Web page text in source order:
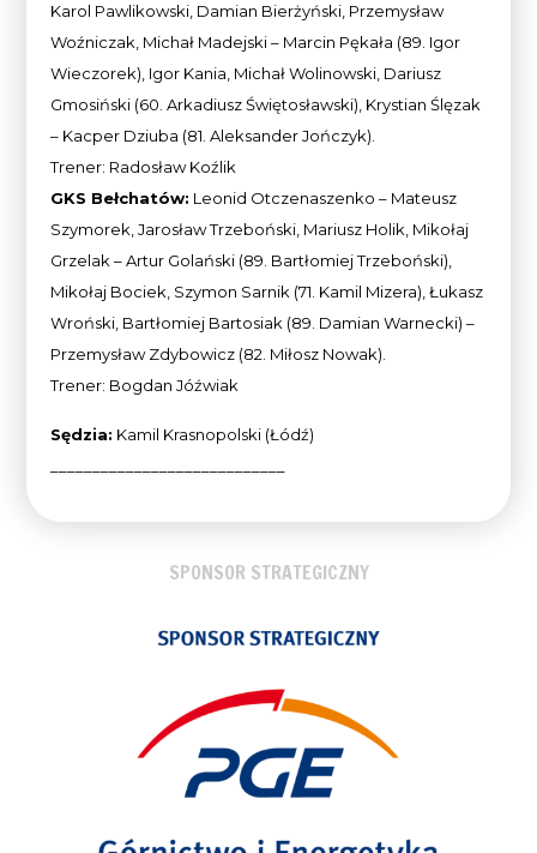
Karol Pawlikowski, Damian Bierżyński, Przemysław
Woźniczak, Michał Madejski – Marcin Pękała (89. Igor
Wieczorek), Igor Kania, Michał Wolinowski, Dariusz
Gmosiński (60. Arkadiusz Świętosławski), Krystian Ślęzak
– Kacper Dziuba (81. Aleksander Jończyk).
Trener: Radosław Koźlik
GKS Bełchatów: Leonid Otczenaszenko – Mateusz
Szymorek, Jarosław Trzeboński, Mariusz Holik, Mikołaj
Grzelak – Artur Golański (89. Bartłomiej Trzeboński),
Mikołaj Bociek, Szymon Sarnik (71. Kamil Mizera), Łukasz
Wroński, Bartłomiej Bartosiak (89. Damian Warnecki) –
Przemysław Zdybowicz (82. Miłosz Nowak).
Trener: Bogdan Jóźwiak
Sędzia: Kamil Krasnopolski (Łódź)
SPONSOR STRATEGICZNY